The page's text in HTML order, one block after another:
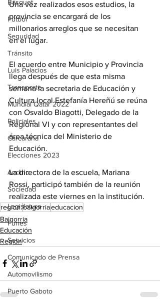
Básquet
Fútbol
Seguridad
Tránsito
Luis Palacios
Transporte
Mundial Qatar 2022
Policiales
Carcarañá
Elecciones 2023
Andino
Sociedad
Legislatura
Funes
Servicios
Comunicado de Prensa
Automovilismo
Puerto Gaboto
Una vez realizados esos estudios, la
provincia se encargará de los
millonarios arreglos que se necesitan
en el lugar.
El acuerdo entre Municipio y Provincia
llega después de que esta misma
semana la secretaria de Educación y
Cultura local Estefanía Hereñú se reúna
con Osvaldo Biagotti, Delegado de la
Regional VI y con representantes del
área técnica del Ministerio de
Educación.
La directora de la escuela, Mariana
Rossi, participó también de la reunión
realizada este viernes en la institución.
region.baigorriaeducacion
Baigorria
Educación
Región